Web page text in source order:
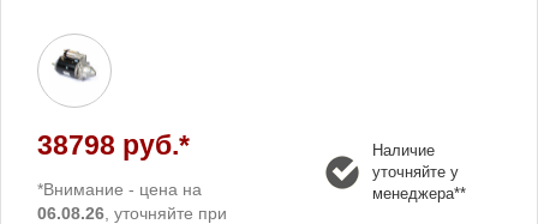
38798 руб.*
*Внимание - цена на
06.08.26 , уточняйте при
Наличие
уточняйте у
менеджера**